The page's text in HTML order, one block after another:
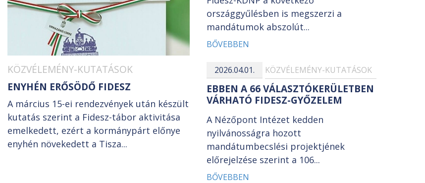
KÖZVÉLEMÉNY-KUTATÁSOK
ENYHÉN ERŐSÖDŐ FIDESZ
A március 15-ei rendezvények után készült
kutatás szerint a Fidesz-tábor aktivitása
emelkedett, ezért a kormánypárt előnye
enyhén növekedett a Tisza...
országgyűlésben is megszerzi a
mandátumok abszolút...
BŐVEBBEN
2026.04.01. KÖZVÉLEMÉNY-KUTATÁSOK
EBBEN A 66 VÁLASZTÓKERÜLETBEN
VÁRHATÓ FIDESZ-GYŐZELEM
A Nézőpont Intézet kedden
nyilvánosságra hozott
mandátumbecslési projektjének
előrejelzése szerint a 106...
BŐVEBBEN